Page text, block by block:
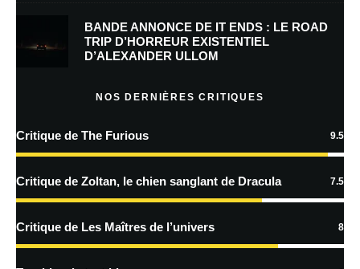
Prévenez-moi de tous les nouveaux commentaires par e-mail.
En savoir
traitées
BANDE ANNONCE DE IT ENDS : LE ROAD
TRIP D’HORREUR EXISTENTIEL
D’ALEXANDER ULLOM
NOS DERNIÈRES CRITIQUES
Critique de The Furious 9.5
Critique de Zoltan, le chien sanglant de Dracula 7.5
Critique de Les Maîtres de l’univers 8